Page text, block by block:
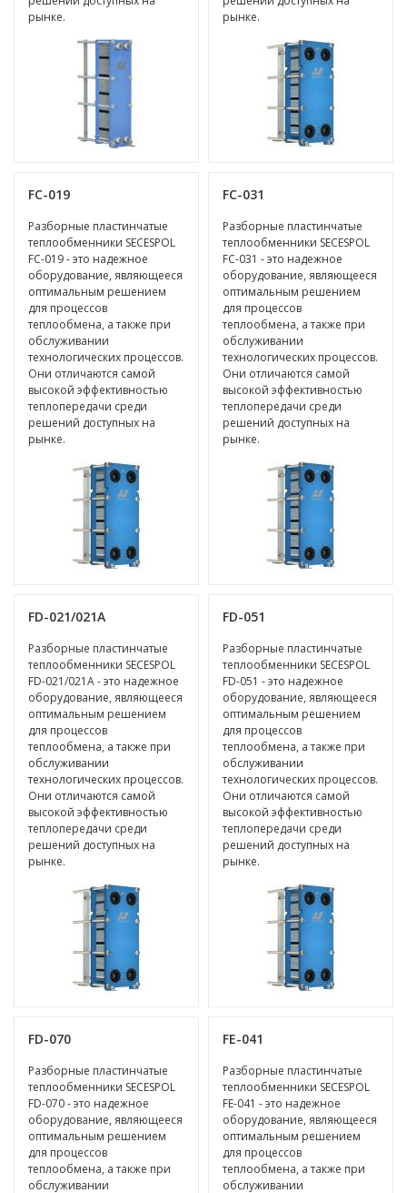
рынке.
рынке.
FC-019
Разборные пластинчатые
теплообменники SECESPOL
FC-019 - это надежное
оборудование, являющееся
оптимальным решением
для процессов
теплообмена, а также при
обслуживании
технологических процессов.
Они отличаются самой
высокой эффективностью
теплопередачи среди
решений доступных на
рынке.
FC-031
Разборные пластинчатые
теплообменники SECESPOL
FC-031 - это надежное
оборудование, являющееся
оптимальным решением
для процессов
теплообмена, а также при
обслуживании
технологических процессов.
Они отличаются самой
высокой эффективностью
теплопередачи среди
решений доступных на
рынке.
FD-021/021A
Разборные пластинчатые
теплообменники SECESPOL
FD-021/021A - это надежное
оборудование, являющееся
оптимальным решением
для процессов
теплообмена, а также при
обслуживании
технологических процессов.
Они отличаются самой
высокой эффективностью
теплопередачи среди
решений доступных на
рынке.
FD-051
Разборные пластинчатые
теплообменники SECESPOL
FD-051 - это надежное
оборудование, являющееся
оптимальным решением
для процессов
теплообмена, а также при
обслуживании
технологических процессов.
Они отличаются самой
высокой эффективностью
теплопередачи среди
решений доступных на
рынке.
FD-070
Разборные пластинчатые
теплообменники SECESPOL
FD-070 - это надежное
оборудование, являющееся
оптимальным решением
для процессов
теплообмена, а также при
обслуживании
FE-041
Разборные пластинчатые
теплообменники SECESPOL
FE-041 - это надежное
оборудование, являющееся
оптимальным решением
для процессов
теплообмена, а также при
обслуживании